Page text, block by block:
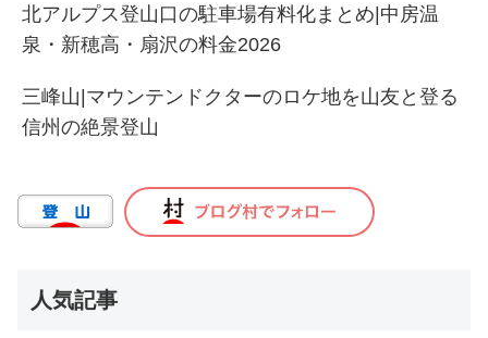
北アルプス登山口の駐車場有料化まとめ|中房温
泉・新穂高・扇沢の料金2026
三峰山|マウンテンドクターのロケ地を山友と登る
信州の絶景登山
人気記事